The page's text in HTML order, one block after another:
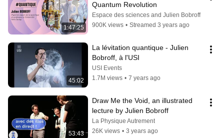
1:47:25
Quantum Revolution
Espace des sciences and Julien Bobroff
900K views • Streamed 3 years ago
45:02
La lévitation quantique - Julien
Bobroff, à l'USI
USI Events
1.7M views • 7 years ago
53:43
Draw Me the Void, an illustrated
lecture by Julien Bobroff
La Physique Autrement
26K views • 3 years ago